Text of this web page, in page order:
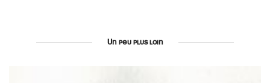
Un peu plus loin